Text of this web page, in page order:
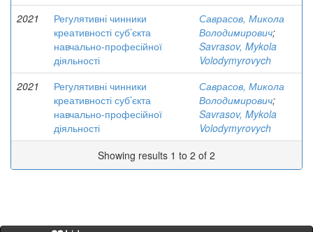
2021
Регулятивні чинники
креативності суб’єкта
навчально-професійної
діяльності
Саврасов, Микола
Володимирович;
Savrasov, Mykola
Volodymyrovych
2021
Регулятивні чинники
креативності суб’єкта
навчально-професійної
діяльності
Саврасов, Микола
Володимирович;
Savrasov, Mykola
Volodymyrovych
Showing results 1 to 2 of 2